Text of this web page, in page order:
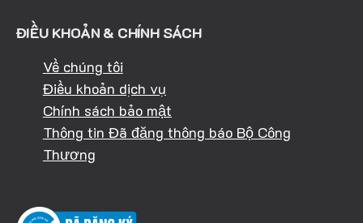
ĐIỀU KHOẢN & CHÍNH SÁCH
Về chúng tôi
Điều khoản dịch vụ
Chính sách bảo mật
Thông tin Đã đăng thông báo Bộ Công
Thương